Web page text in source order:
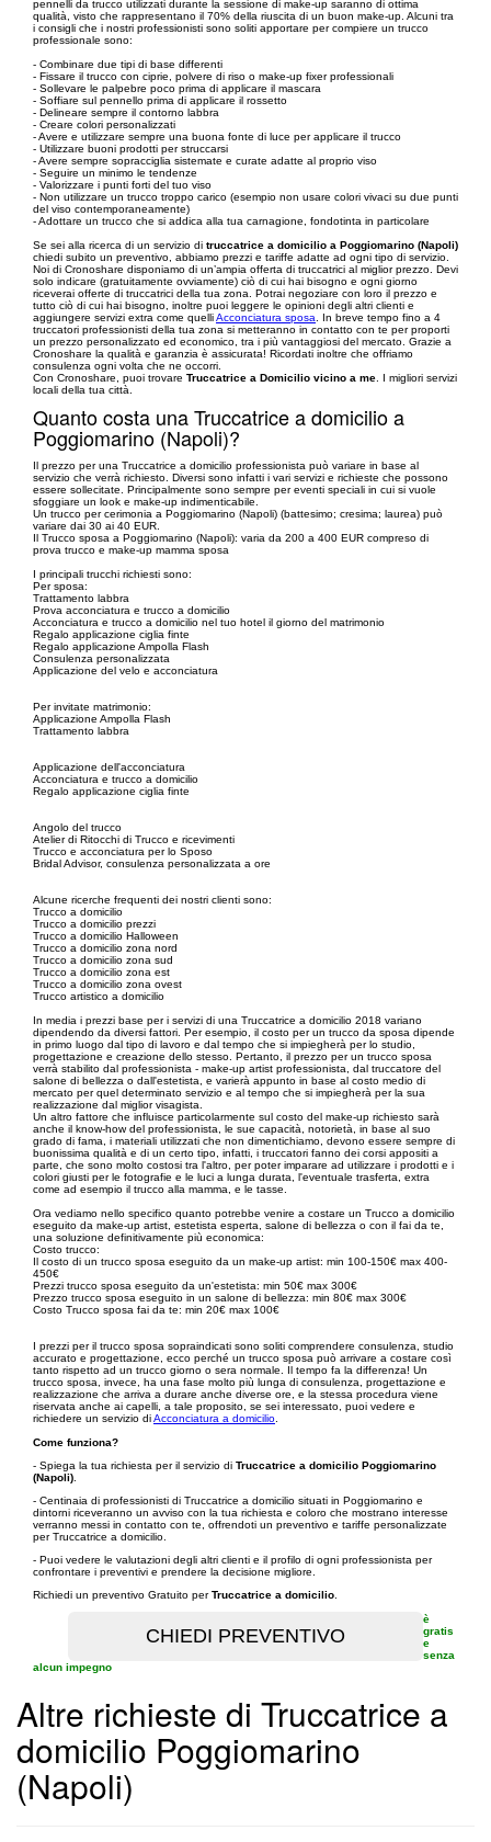
pennelli da trucco utilizzati durante la sessione di make-up saranno di ottima
qualità, visto che rappresentano il 70% della riuscita di un buon make-up. Alcuni tra
i consigli che i nostri professionisti sono soliti apportare per compiere un trucco
professionale sono:
- Combinare due tipi di base differenti
- Fissare il trucco con ciprie, polvere di riso o make-up fixer professionali
- Sollevare le palpebre poco prima di applicare il mascara
- Soffiare sul pennello prima di applicare il rossetto
- Delineare sempre il contorno labbra
- Creare colori personalizzati
- Avere e utilizzare sempre una buona fonte di luce per applicare il trucco
- Utilizzare buoni prodotti per struccarsi
- Avere sempre sopracciglia sistemate e curate adatte al proprio viso
- Seguire un minimo le tendenze
- Valorizzare i punti forti del tuo viso
- Non utilizzare un trucco troppo carico (esempio non usare colori vivaci su due punti
del viso contemporaneamente)
- Adottare un trucco che si addica alla tua carnagione, fondotinta in particolare
Se sei alla ricerca di un servizio di truccatrice a domicilio a Poggiomarino (Napoli)
chiedi subito un preventivo, abbiamo prezzi e tariffe adatte ad ogni tipo di servizio.
Noi di Cronoshare disponiamo di un’ampia offerta di truccatrici al miglior prezzo. Devi
solo indicare (gratuitamente ovviamente) ciò di cui hai bisogno e ogni giorno
riceverai offerte di truccatrici della tua zona. Potrai negoziare con loro il prezzo e
tutto ciò di cui hai bisogno, inoltre puoi leggere le opinioni degli altri clienti e
aggiungere servizi extra come quelliAcconciatura sposa . In breve tempo fino a 4
truccatori professionisti della tua zona si metteranno in contatto con te per proporti
un prezzo personalizzato ed economico, tra i più vantaggiosi del mercato. Grazie a
Cronoshare la qualità e garanzia è assicurata! Ricordati inoltre che offriamo
consulenza ogni volta che ne occorri.
Con Cronoshare, puoi trovare Truccatrice a Domicilio vicino a me . I migliori servizi
locali della tua città.
Quanto costa una Truccatrice a domicilio a
Poggiomarino (Napoli)?
Il prezzo per una Truccatrice a domicilio professionista può variare in base al
servizio che verrà richiesto. Diversi sono infatti i vari servizi e richieste che possono
essere sollecitate. Principalmente sono sempre per eventi speciali in cui si vuole
sfoggiare un look e make-up indimenticabile.
Un trucco per cerimonia a Poggiomarino (Napoli) (battesimo; cresima; laurea) può
variare dai 30 ai 40 EUR.
Il Trucco sposa a Poggiomarino (Napoli): varia da 200 a 400 EUR compreso di
prova trucco e make-up mamma sposa
I principali trucchi richiesti sono:
Per sposa:
Trattamento labbra
Prova acconciatura e trucco a domicilio
Acconciatura e trucco a domicilio nel tuo hotel il giorno del matrimonio
Regalo applicazione ciglia finte
Regalo applicazione Ampolla Flash
Consulenza personalizzata
Applicazione del velo e acconciatura
Per invitate matrimonio:
Applicazione Ampolla Flash
Trattamento labbra
Applicazione dell'acconciatura
Acconciatura e trucco a domicilio
Regalo applicazione ciglia finte
Angolo del trucco
Atelier di Ritocchi di Trucco e ricevimenti
Trucco e acconciatura per lo Sposo
Bridal Advisor, consulenza personalizzata a ore
Alcune ricerche frequenti dei nostri clienti sono:
Trucco a domicilio
Trucco a domicilio prezzi
Trucco a domicilio Halloween
Trucco a domicilio zona nord
Trucco a domicilio zona sud
Trucco a domicilio zona est
Trucco a domicilio zona ovest
Trucco artistico a domicilio
In media i prezzi base per i servizi di una Truccatrice a domicilio 2018 variano
dipendendo da diversi fattori. Per esempio, il costo per un trucco da sposa dipende
in primo luogo dal tipo di lavoro e dal tempo che si impiegherà per lo studio,
progettazione e creazione dello stesso. Pertanto, il prezzo per un trucco sposa
verrà stabilito dal professionista - make-up artist professionista, dal truccatore del
salone di bellezza o dall'estetista, e varierà appunto in base al costo medio di
mercato per quel determinato servizio e al tempo che si impiegherà per la sua
realizzazione dal miglior visagista.
Un altro fattore che influisce particolarmente sul costo del make-up richiesto sarà
anche il know-how del professionista, le sue capacità, notorietà, in base al suo
grado di fama, i materiali utilizzati che non dimentichiamo, devono essere sempre di
buonissima qualità e di un certo tipo, infatti, i truccatori fanno dei corsi appositi a
parte, che sono molto costosi tra l'altro, per poter imparare ad utilizzare i prodotti e i
colori giusti per le fotografie e le luci a lunga durata, l'eventuale trasferta, extra
come ad esempio il trucco alla mamma, e le tasse.
Ora vediamo nello specifico quanto potrebbe venire a costare un Trucco a domicilio
eseguito da make-up artist, estetista esperta, salone di bellezza o con il fai da te,
una soluzione definitivamente più economica:
Costo trucco:
Il costo di un trucco sposa eseguito da un make-up artist: min 100-150€ max 400-
450€
Prezzi trucco sposa eseguito da un'estetista: min 50€ max 300€
Prezzo trucco sposa eseguito in un salone di bellezza: min 80€ max 300€
Costo Trucco sposa fai da te: min 20€ max 100€
I prezzi per il trucco sposa sopraindicati sono soliti comprendere consulenza, studio
accurato e progettazione, ecco perché un trucco sposa può arrivare a costare così
tanto rispetto ad un trucco giorno o sera normale. Il tempo fa la differenza! Un
trucco sposa, invece, ha una fase molto più lunga di consulenza, progettazione e
realizzazione che arriva a durare anche diverse ore, e la stessa procedura viene
riservata anche ai capelli, a tale proposito, se sei interessato, puoi vedere e
richiedere un servizio diAcconciatura a domicilio
Come funziona?
- Spiega la tua richiesta per il servizio di Truccatrice a domicilio Poggiomarino
(Napoli)
- Centinaia di professionisti di Truccatrice a domicilio situati in Poggiomarino e
dintorni riceveranno un avviso con la tua richiesta e coloro che mostrano interesse
verranno messi in contatto con te, offrendoti un preventivo e tariffe personalizzate
per Truccatrice a domicilio.
- Puoi vedere le valutazioni degli altri clienti e il profilo di ogni professionista per
confrontare i preventivi e prendere la decisione migliore.
Richiedi un preventivo Gratuito perTruccatrice a domicilio
è
gratis
e
senza
alcun impegno
Altre richieste di Truccatrice a
domicilio Poggiomarino
(Napoli)